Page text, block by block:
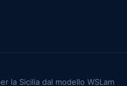
la Sicilia dal modello WSLam